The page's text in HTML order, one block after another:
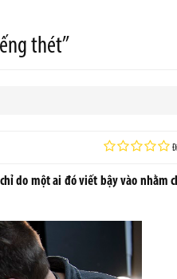
thét”
do một ai đó viết bậy vào nhằm